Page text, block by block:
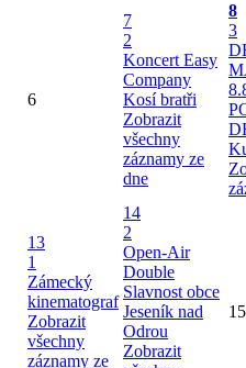
6
7
2
Koncert Easy
Company
Kosí bratři
Zobrazit
všechny
záznamy ze
dne
8
3
13
1
Zámecký
kinematograf
Zobrazit
všechny
záznamy ze
14
2
Open-Air
Double
Slavnost obce
Jeseník nad
Odrou
Zobrazit
15